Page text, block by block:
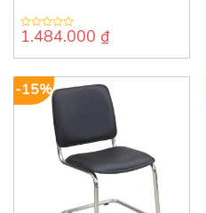
0
of
1.484.000 ₫
-15%